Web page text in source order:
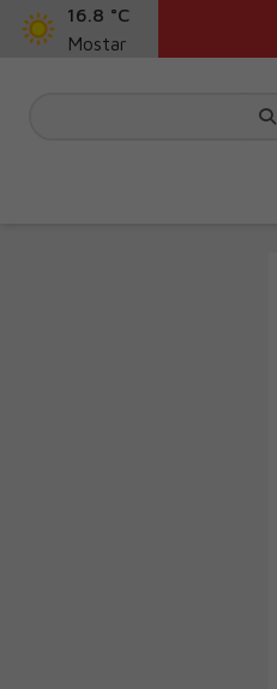
16.8 °C
Mostar